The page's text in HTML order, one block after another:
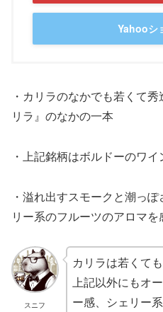
Yahooシ
・カリラのなかでも若くて
リラ』のなかの一本
・上記銘柄はボルドーのワ
・溢れ出すスモークと潮っ
リー系のフルーツのアロマ
スニフ
カリラは若くて
上記以外にもオ
ー感、シェリー